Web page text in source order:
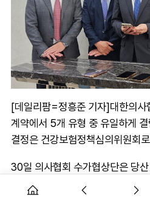
[데일리팜=정흥준 기자]대한의사
계약에서 5개 유형 중 유일하게
결정은 건강보험정책심의위원회
30일 의사협회 수가협상단은 당
수가협상장에서 공단이 제시한
못했다.